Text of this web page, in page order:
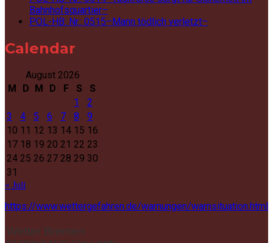
Bahnhofsquartier–
POL-HB: Nr.: 0515–Mann tödlich verletzt–
Calendar
August 2026
M
D M D F S
S
1
2
3
4 5 6 7 8
9
10 11 12 13 14 15 16
17 18 19 20 21 22 23
24 25 26 27 28 29 30
31
« Juli
https://www.wettergefahren.de/warnungen/warnsituation.html